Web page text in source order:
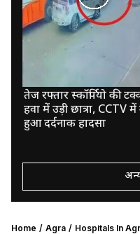
तेज रफ्तार स्‍कॉर्पियो की
हवा में उड़ी छात्रा, CCTV
हुआ दर्दनाक हादसा
Home Agra Hospitals In